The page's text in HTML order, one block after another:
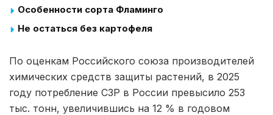
Особенности сорта Фламинго
Не остаться без картофеля
По оценкам Российского союза производителей
химических средств защиты растений, в 2025
году потребление СЗР в России превысило 253
тыс. тонн, увеличившись на 12 % в годовом